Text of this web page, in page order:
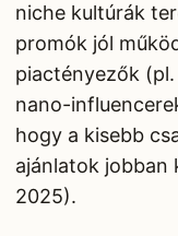
niche kultúrák
promók jól
piactényezők
nano-
hogy a kisebb
ajánlatok jobban
2025).